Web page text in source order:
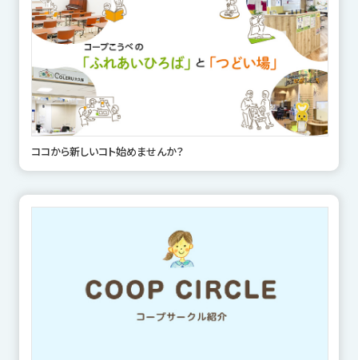
ココから新しいコト始めませんか？